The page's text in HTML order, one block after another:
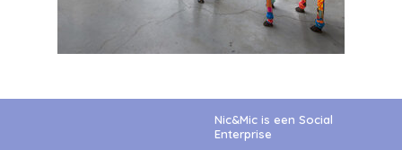
Nic&Mic is een Social
Enterprise